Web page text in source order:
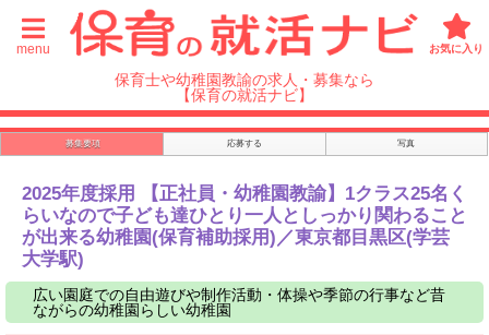
menu お気に入り
保育士や幼稚園教諭の求人・募集なら
【保育の就活ナビ】
募集要項 応募する 写真
2025年度採用 【正社員・幼稚園教諭】1クラス25名く
らいなので子ども達ひとり一人としっかり関わること
が出来る幼稚園(保育補助採用)／東京都目黒区(学芸
大学駅)
広い園庭での自由遊びや制作活動・体操や季節の行事など昔
ながらの幼稚園らしい幼稚園